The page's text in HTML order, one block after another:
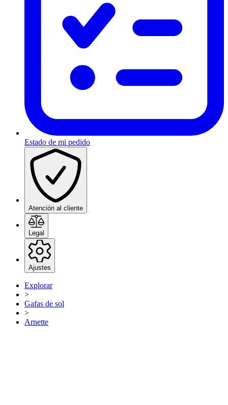
Estado de mi pedido
Atención al cliente
Legal
Ajustes
Explorar
>
Gafas de sol
>
Arnette